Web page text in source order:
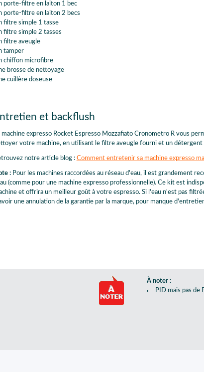
porte-filtre en laiton 1 bec
porte-filtre en laiton 2 becs
filtre simple 1 tasse
filtre simple 2 tasses
filtre aveugle
tamper
chiffon microfibre
brosse de nettoyage
cuillère doseuse
et backflush
machine expresso Rocket Espresso Mozzafiato Cronometro R vous
votre machine, en utilisant le filtre aveugle fourni et un détergent
notre article blog : Comment entretenir sa machine expresso
: Pour les machines raccordées au réseau d'eau, il est grandement
(comme pour une machine expresso professionnelle). Ce kit est
et offrira un meilleur goût à votre espresso. Si l'eau n'est pas
une annulation de la garantie par la marque, pour manque
À noter :
PID mais pas de